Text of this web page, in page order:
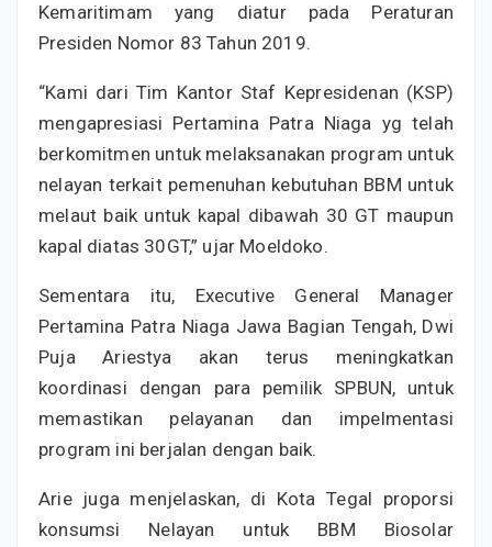
Kemaritimam yang diatur pada Peraturan
Presiden Nomor 83 Tahun 2019.
“Kami dari Tim Kantor Staf Kepresidenan (KSP)
mengapresiasi Pertamina Patra Niaga yg telah
berkomitmen untuk melaksanakan program untuk
nelayan terkait pemenuhan kebutuhan BBM untuk
melaut baik untuk kapal dibawah 30 GT maupun
kapal diatas 30GT,” ujar Moeldoko.
Sementara itu, Executive General Manager
Pertamina Patra Niaga Jawa Bagian Tengah, Dwi
Puja Ariestya akan terus meningkatkan
koordinasi dengan para pemilik SPBUN, untuk
memastikan pelayanan dan impelmentasi
program ini berjalan dengan baik.
Arie juga menjelaskan, di Kota Tegal proporsi
konsumsi Nelayan untuk BBM Biosolar